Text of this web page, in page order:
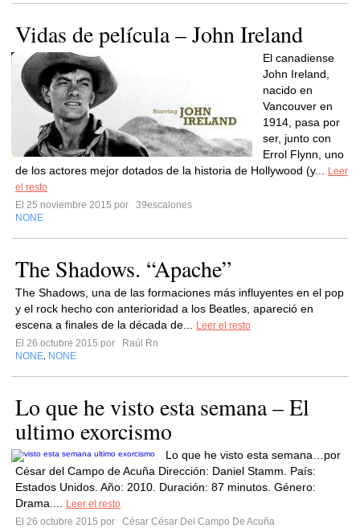
Vidas de película – John Ireland
El canadiense
John Ireland,
nacido en
Vancouver en
1914, pasa por
ser, junto con
Errol Flynn, uno
de los actores mejor dotados de la historia de Hollywood (y...
Leer
el resto
El 25 noviembre 2015 por
39escalones
NONE
The Shadows. “Apache”
The Shadows, una de las formaciones más influyentes en el pop
y el rock hecho con anterioridad a los Beatles, apareció en
escena a finales de la década de...
Leer el resto
El 26 octubre 2015 por
Raúl Rn
NONE NONE
Lo que he visto esta semana – El
ultimo exorcismo
Lo que he visto esta semana…por
César del Campo de Acuña Dirección: Daniel Stamm. País:
Estados Unidos. Año: 2010. Duración: 87 minutos. Género:
Drama....
Leer el resto
El 26 octubre 2015 por
César César Del Campo De Acuña